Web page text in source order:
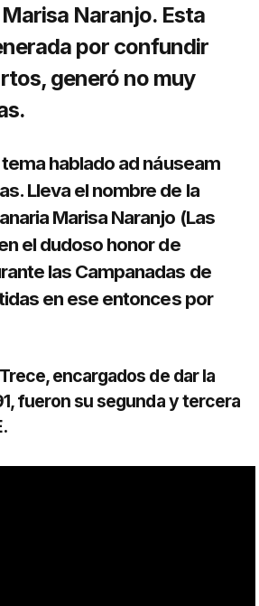
Naranjo. Esta
por confundir
generó no muy
hablado ad náuseam
Lleva el nombre de la
Marisa Naranjo (Las
el dudoso honor de
las Campanadas de
en ese entonces por
encargados de dar la
fueron su segunda y tercera